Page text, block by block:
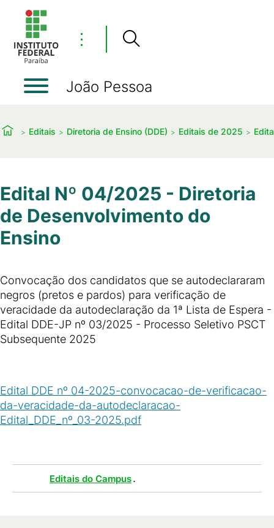
⋮
João Pessoa
Editais Diretoria de Ensino (DDE) Editais de 2025
Edital Nº 04/2025 - Diretoria
de Desenvolvimento do
Ensino
Convocação dos candidatos que se autodeclararam
negros (pretos e pardos) para verificação de
veracidade da autodeclaração da 1ª Lista de Espera -
Edital DDE-JP nº 03/2025 - Processo Seletivo PSCT
Subsequente 2025
Edital DDE nº 04-2025-convocacao-de-verificacao-
da-veracidade-da-autodeclaracao-
Edital_DDE_nº_03-2025.pdf
Editais do Campus.